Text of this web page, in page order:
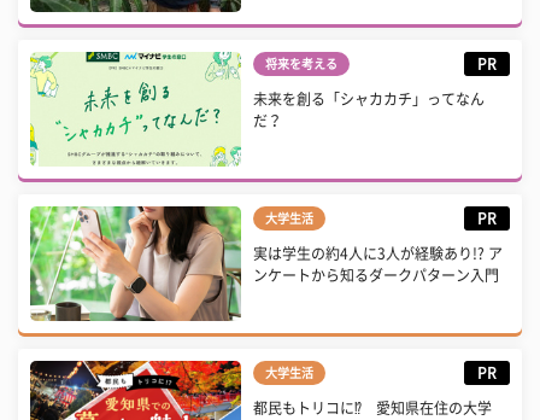
将来を考える PR
未来を創る「シャカカチ」ってなん
だ？
大学生活 PR
実は学生の約4人に3人が経験あり!? ア
ンケートから知るダークパターン入門
大学生活 PR
都民もトリコに⁉ 愛知県在住の大学